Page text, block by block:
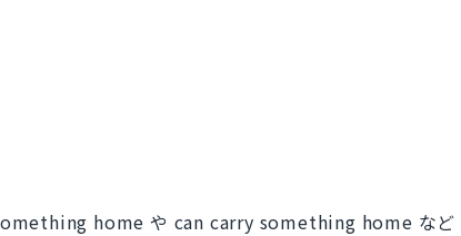
home や can carry something home など